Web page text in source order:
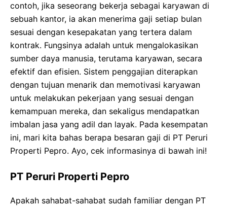
contoh, jika seseorang bekerja sebagai karyawan di
sebuah kantor, ia akan menerima gaji setiap bulan
sesuai dengan kesepakatan yang tertera dalam
kontrak. Fungsinya adalah untuk mengalokasikan
sumber daya manusia, terutama karyawan, secara
efektif dan efisien. Sistem penggajian diterapkan
dengan tujuan menarik dan memotivasi karyawan
untuk melakukan pekerjaan yang sesuai dengan
kemampuan mereka, dan sekaligus mendapatkan
imbalan jasa yang adil dan layak. Pada kesempatan
ini, mari kita bahas berapa besaran gaji di PT Peruri
Properti Pepro. Ayo, cek informasinya di bawah ini!
PT Peruri Properti Pepro
Apakah sahabat-sahabat sudah familiar dengan PT